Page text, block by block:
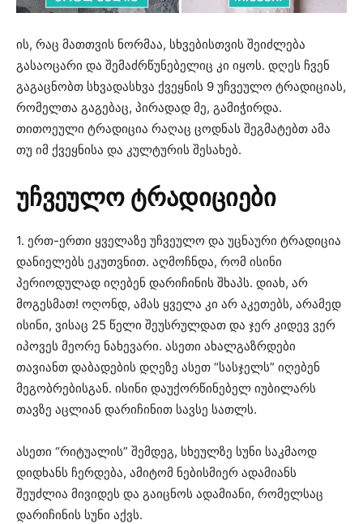
ის, რაც მათთვის ნორმაა, სხვებისთვის შეიძლება
გასაოცარი და შემაძრწუნებელიც კი იყოს. დღეს ჩვენ
გაგაცნობთ სხვადასხვა ქვეყნის 9 უჩვეულო ტრადიციას,
რომელთა გაგებაც, პირადად მე, გამიჭირდა.
თითოეული ტრადიცია რაღაც ცოდნას შეგმატებთ ამა
თუ იმ ქვეყნისა და კულტურის შესახებ.
უჩვეულო ტრადიციები
1. ერთ-ერთი ყველაზე უჩვეულო და უცნაური ტრადიცია
დანიელებს ეკუთვნით. აღმოჩნდა, რომ ისინი
პერიოდულად იღებენ დარიჩინის შხაპს. დიახ, არ
მოგესმათ! ოღონდ, ამას ყველა კი არ აკეთებს, არამედ
ისინი, ვისაც 25 წელი შეუსრულდათ და ჯერ კიდევ ვერ
იპოვეს მეორე ნახევარი. ასეთი ახალგაზრდები
თავიანთ დაბადების დღეზე ასეთ “სასჯელს” იღებენ
მეგობრებისგან. ისინი დაუქორწინებელ იუბილარს
თავზე აცლიან დარიჩინით სავსე სათლს.
ასეთი “რიტუალის” შემდეგ, სხეულზე სუნი საკმაოდ
დიდხანს ჩერდება, ამიტომ ნებისმიერ ადამიანს
შეუძლია მივიდეს და გაიცნოს ადამიანი, რომელსაც
დარიჩინის სუნი აქვს.